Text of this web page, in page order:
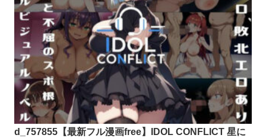
d_757855【最新フル漫画free】IDOL CONFLICT 星に